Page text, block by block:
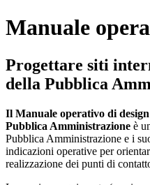
Manuale
Progettare siti
della Pubblica
Il Manuale operativo di
Pubblica Amministrazione è
Pubblica Amministrazione e i
indicazioni operative per
realizzazione dei punti di